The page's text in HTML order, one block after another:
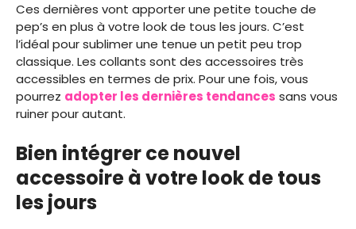
Ces dernières vont apporter une petite touche de
pep’s en plus à votre look de tous les jours. C’est
l’idéal pour sublimer une tenue un petit peu trop
classique. Les collants sont des accessoires très
accessibles en termes de prix. Pour une fois, vous
pourrez adopter les dernières tendances sans vous
ruiner pour autant.
Bien intégrer ce nouvel
accessoire à votre look de tous
les jours